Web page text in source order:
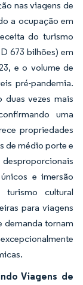
nas viagens de
a ocupação em
do turismo
673 bilhões) em
e o volume de
pré-pandemia.
vezes mais
uma
propriedades
de médio porte e
e imersão
cultural
para viagens
demanda tornam
Viagens de